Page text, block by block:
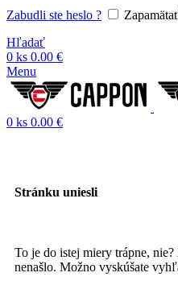
Zabudli ste heslo ?
Hľadať
0 ks 0.00 €
Menu
0 ks 0.00 €
Stránku uniesli
To je do istej miery trápne, nie?
nenašlo. Možno vyskúšate